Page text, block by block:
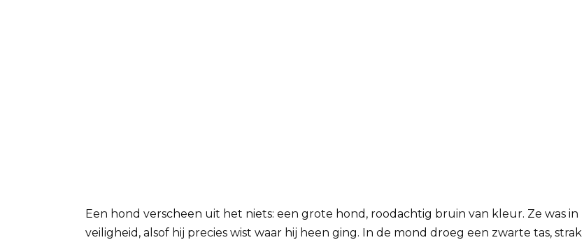
Een hond verscheen uit het niets: een grote hond, roodachtig bruin van kleur. Ze was in
veiligheid, alsof hij precies wist waar hij heen ging. In de mond droeg een zwarte tas, strak